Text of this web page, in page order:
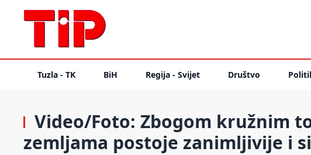
Tuzla - TK BiH Regija - Svijet Društvo
Video/Foto: Zbogom kružnim
zemljama postoje zanimljivije i